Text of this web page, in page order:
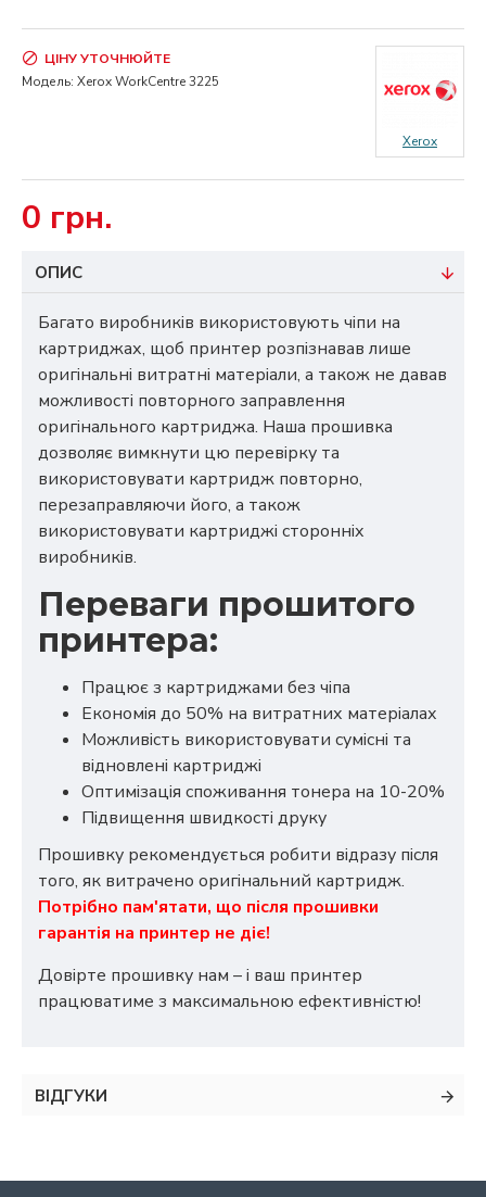
0 грн.
ЦІНУ УТОЧНЮЙТЕ
Модель: Xerox WorkCentre 3225
Xerox
ОПИС
Багато виробників використовують чіпи на
картриджах, щоб принтер розпізнавав лише
оригінальні витратні матеріали, а також не давав
можливості повторного заправлення
оригінального картриджа. Наша прошивка
дозволяє вимкнути цю перевірку та
використовувати картридж повторно,
перезаправляючи його, а також
використовувати картриджі сторонніх
виробників.
Переваги прошитого
принтера:
Працює з картриджами без чіпа
Економія до 50% на витратних матеріалах
Можливість використовувати сумісні та
відновлені картриджі
Оптимізація споживання тонера на 10-20%
Підвищення швидкості друку
Прошивку рекомендується робити відразу після
того, як витрачено оригінальний картридж.
Потрібно пам'ятати, що після прошивки
гарантія на принтер не діє!
Довірте прошивку нам – і ваш принтер
працюватиме з максимальною ефективністю!
ВІДГУКИ